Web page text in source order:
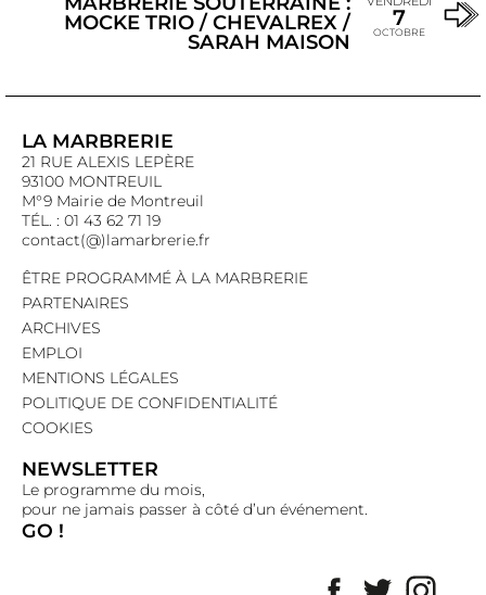
MOCKE TRIO / CHEVALREX /
SARAH MAISON
7
OCTOBRE
LA MARBRERIE
21 RUE ALEXIS LEPÈRE
93100 MONTREUIL
M°9 Mairie de Montreuil
TÉL. : 01 43 62 71 19
contact(@)lamarbrerie.fr
ÊTRE PROGRAMMÉ À LA MARBRERIE
PARTENAIRES
ARCHIVES
EMPLOI
MENTIONS LÉGALES
POLITIQUE DE CONFIDENTIALITÉ
COOKIES
NEWSLETTER
Le programme du mois,
pour ne jamais passer à côté d’un événement.
GO !
Facebook
Twitter